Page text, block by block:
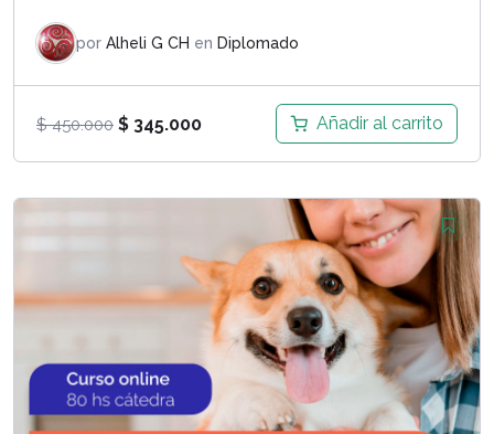
por Alheli G CH en Diplomado
$450.000 El
$ 345.000El
Añadir al carrito